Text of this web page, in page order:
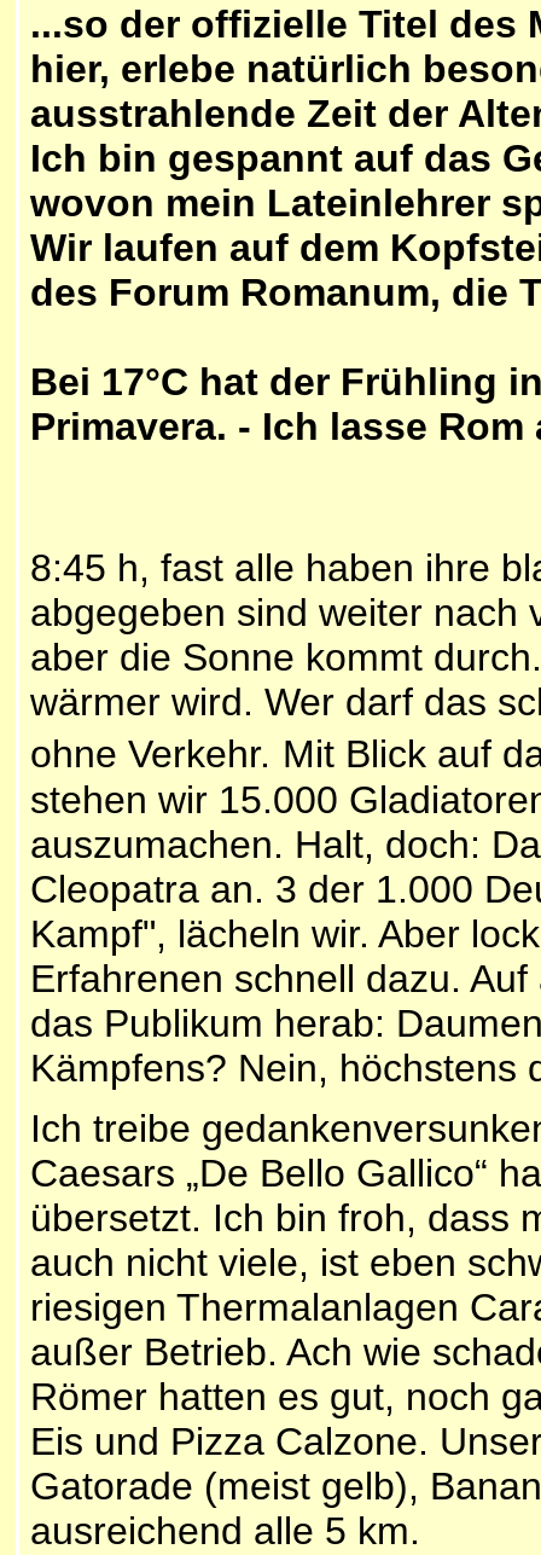
...so der offizielle Titel des
hier, erlebe natürlich
ausstrahlende Zeit der
Ich bin gespannt auf das
wovon mein Lateinlehrer
Wir laufen auf dem
des Forum Romanum, die
Bei 17°C hat der Frühling
Primavera. - Ich lasse
8:45 h, fast alle haben ihre
abgegeben sind weiter nach
aber die Sonne kommt
wärmer wird. Wer darf das
ohne Verkehr. Mit Blick auf
stehen wir 15.000
auszumachen. Halt, doch:
Cleopatra an. 3 der 1.000
Kampf", lächeln wir. Aber
Erfahrenen schnell dazu.
das Publikum herab:
Kämpfens? Nein, höchstens
Ich treibe
Caesars „De Bello Gallico“
übersetzt. Ich bin froh, dass
auch nicht viele, ist eben
riesigen Thermalanlagen
außer Betrieb. Ach wie
Römer hatten es gut, noch
Eis und Pizza Calzone.
Gatorade (meist gelb),
ausreichend alle 5 km.